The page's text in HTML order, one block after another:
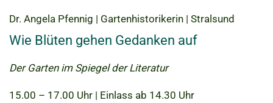
Dr. Angela Pfennig | Gartenhistorikerin | Stralsund
Wie Blüten gehen Gedanken auf
Der Garten im Spiegel der Literatur
15.00 – 17.00 Uhr | Einlass ab 14.30 Uhr